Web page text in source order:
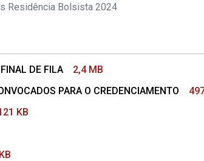
Residência Bolsista 2024
DE FILA
2,4 MB
PARA O CREDENCIAMENTO
KB